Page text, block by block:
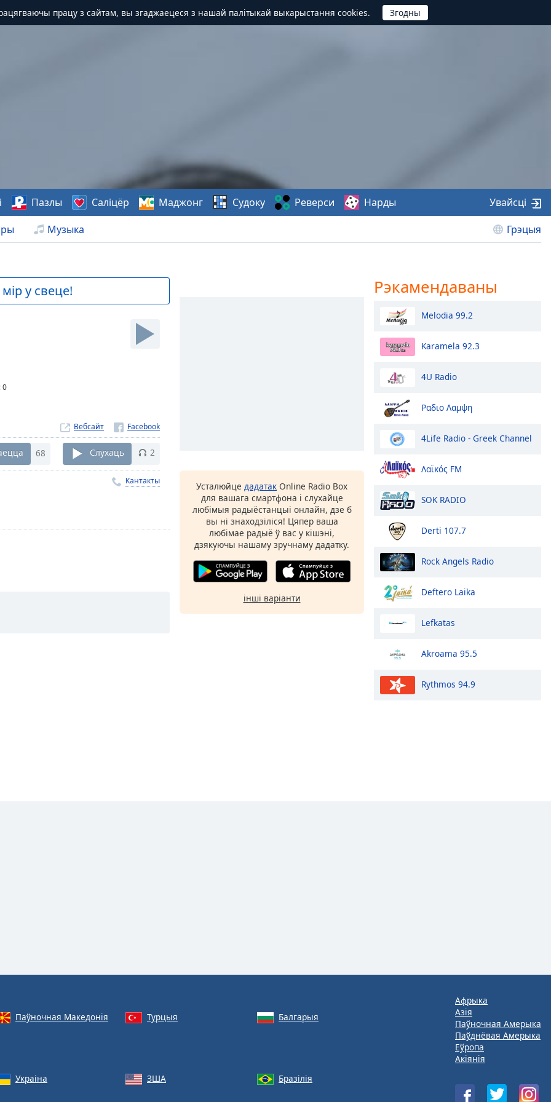
працу з сайтам, вы згаджаецеся з нашай палітыкай выкарыстання cookies.
Музыка Грэцыя
Пазлы Саліцёр Маджонг Судоку Реверси Нарды Увайсці
у свеце!
0
Вебсайт
68 Слухаць 2
Кантакты Усталюйце дадатак Online Radio Box
для вашага смартфона і слухайце
любімыя радыёстанцыі онлайн, дзе б
вы ні знаходзіліся! Цяпер ваша
любімае радыё ў вас у кішэні,
дзякуючы нашаму зручнаму дадатку.
інші варіанти
Рэкамендаваны
Melodia 99.2
Karamela 92.3
4U Radio
Ραδιο Λαμψη
4Life Radio - Greek Channel
Λαϊκός FM
SOK RADIO
Derti 107.7
Rock Angels Radio
Deftero Laika
Lefkatas
Akroama 95.5
Rythmos 94.9
Паўночная Македонія Турцыя
Балгарыя
Украіна ЗША Бразілія
Афрыка
Азія
Паўночная Амерыка
Паўднёвая Амерыка
Еўропа
Акіянія